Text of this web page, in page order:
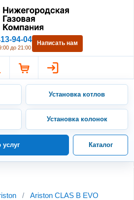
Нижегородская Газовая
94-04
до 21:00
Написать нам
Установка котлов
Установка колонок
Каталог
/ Ariston CLAS B EVO